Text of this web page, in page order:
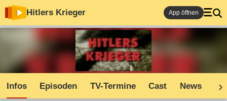
Hitlers Krieger App öffnen
Infos Episoden TV-Termine Cast News